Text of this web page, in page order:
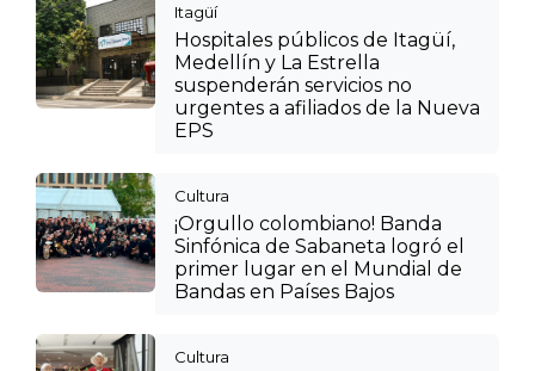
Itagüí
Hospitales públicos de Itagüí,
Medellín y La Estrella
suspenderán servicios no
urgentes a afiliados de la Nueva
EPS
Cultura
¡Orgullo colombiano! Banda
Sinfónica de Sabaneta logró el
primer lugar en el Mundial de
Bandas en Países Bajos
Cultura